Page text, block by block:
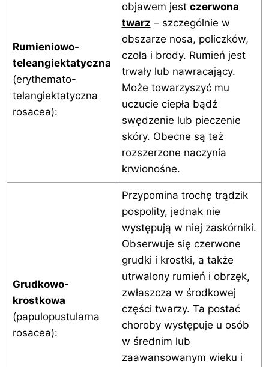
Rumieniowo-
teleangiektatyczna
(erythemato-
telangiektatyczna
rosacea):
objawem jest czerwona
twarz – szczególnie w
obszarze nosa, policzków,
czoła i brody. Rumień jest
trwały lub nawracający.
Może towarzyszyć mu
uczucie ciepła bądź
swędzenie lub pieczenie
skóry. Obecne są też
rozszerzone naczynia
krwionośne.
Grudkowo-
krostkowa
(papulopustularna
rosacea):
Przypomina trochę trądzik
pospolity, jednak nie
występują w niej zaskórniki.
Obserwuje się czerwone
grudki i krostki, a także
utrwalony rumień i obrzęk,
zwłaszcza w środkowej
części twarzy. Ta postać
choroby występuje u osób
w średnim lub
zaawansowanym wieku i